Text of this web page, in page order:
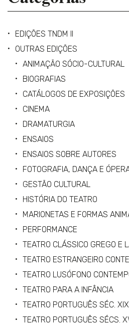
EDIÇÕES TNDM II
OUTRAS EDIÇÕES
ANIMAÇÃO SÓCIO-CULTURAL
BIOGRAFIAS
CATÁLOGOS DE EXPOSIÇÕES
CINEMA
DRAMATURGIA
ENSAIOS
ENSAIOS SOBRE AUTORES
FOTOGRAFIA, DANÇA E
GESTÃO CULTURAL
HISTÓRIA DO TEATRO
MARIONETAS E FORMAS
PERFORMANCE
TEATRO CLÁSSICO GREGO E
TEATRO ESTRANGEIRO
TEATRO LUSÓFONO
TEATRO PARA A INFÂNCIA
TEATRO PORTUGUÊS SÉC. XIX
TEATRO PORTUGUÊS SÉCS.